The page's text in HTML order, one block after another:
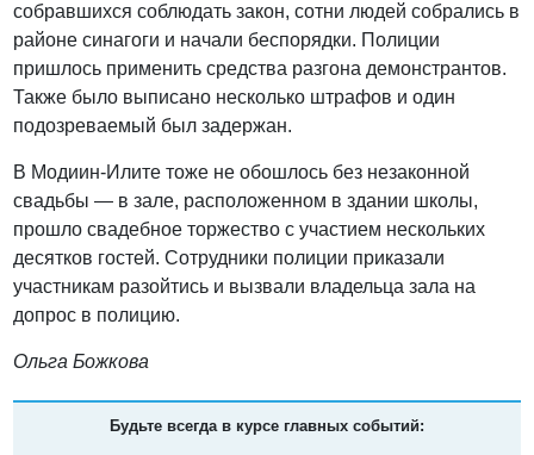
собравшихся соблюдать закон, сотни людей собрались в
районе синагоги и начали беспорядки. Полиции
пришлось применить средства разгона демонстрантов.
Также было выписано несколько штрафов и один
подозреваемый был задержан.
В Модиин-Илите тоже не обошлось без незаконной
свадьбы — в зале, расположенном в здании школы,
прошло свадебное торжество с участием нескольких
десятков гостей. Сотрудники полиции приказали
участникам разойтись и вызвали владельца зала на
допрос в полицию.
Ольга Божкова
Будьте всегда в курсе главных событий: